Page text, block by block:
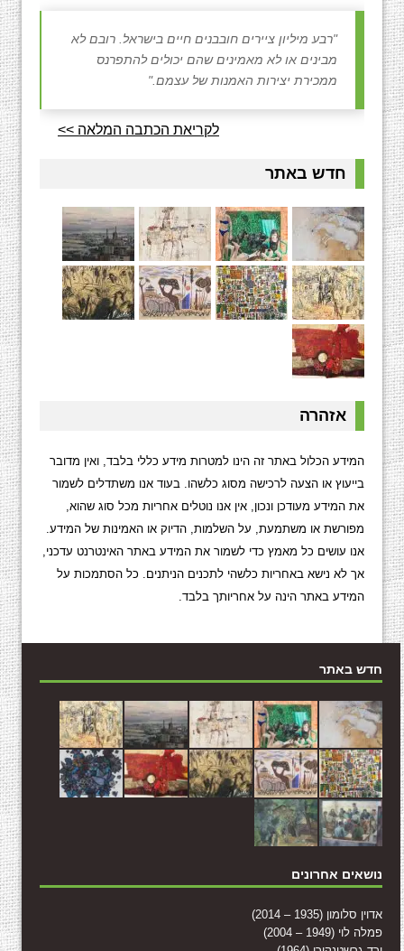
"רבע מיליון ציירים חובבנים חיים בישראל. רובם לא
מבינים או לא מאמינים שהם יכולים להתפרנס
ממכירת יצירות האמנות של עצמם."
לקריאת הכתבה המלאה >>
חדש באתר
אזהרה
המידע הכלול באתר זה הינו למטרות מידע כללי בלבד, ואין מדובר
בייעוץ או הצעה לרכישה מסוג כלשהו. בעוד אנו משתדלים לשמור
את המידע מעודכן ונכון, אין אנו נוטלים אחריות מכל סוג שהוא,
מפורשת או משתמעת, על השלמות, הדיוק או האמינות של המידע.
אנו עושים כל מאמץ כדי לשמור את המידע באתר האינטרנט עדכני,
אך לא נישא באחריות כלשהי לתכנים הניתנים. כל הסתמכות על
המידע באתר הינה על אחריותך בלבד.
חדש באתר
נושאים אחרונים
אדוין סלומון (1935 – 2014)
פמלה לוי (1949 – 2004)